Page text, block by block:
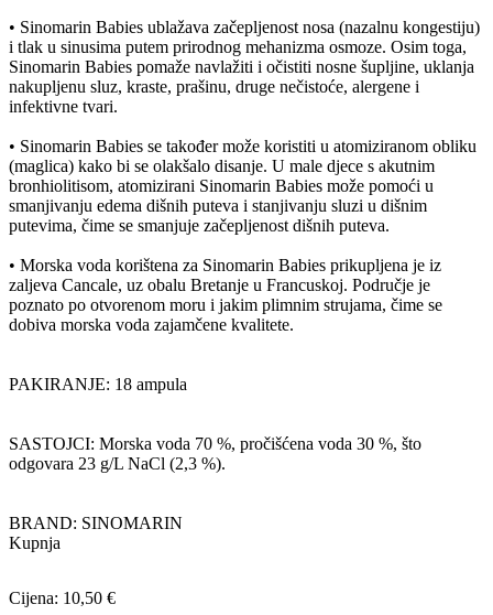
• Sinomarin Babies ublažava začepljenost nosa (nazalnu kongestiju)
i tlak u sinusima putem prirodnog mehanizma osmoze. Osim toga,
Sinomarin Babies pomaže navlažiti i očistiti nosne šupljine, uklanja
nakupljenu sluz, kraste, prašinu, druge nečistoće, alergene i
infektivne tvari.
• Sinomarin Babies se također može koristiti u atomiziranom obliku
(maglica) kako bi se olakšalo disanje. U male djece s akutnim
bronhiolitisom, atomizirani Sinomarin Babies može pomoći u
smanjivanju edema dišnih puteva i stanjivanju sluzi u dišnim
putevima, čime se smanjuje začepljenost dišnih puteva.
• Morska voda korištena za Sinomarin Babies prikupljena je iz
zaljeva Cancale, uz obalu Bretanje u Francuskoj. Područje je
poznato po otvorenom moru i jakim plimnim strujama, čime se
dobiva morska voda zajamčene kvalitete.
PAKIRANJE: 18 ampula
SASTOJCI: Morska voda 70 %, pročišćena voda 30 %, što
odgovara 23 g/L NaCl (2,3 %).
BRAND: SINOMARIN
Kupnja
Cijena: 10,50 €